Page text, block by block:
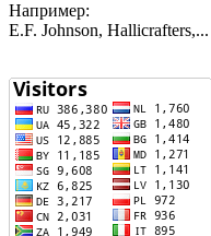
Например:
E.F. Johnson, Hallicrafters,...